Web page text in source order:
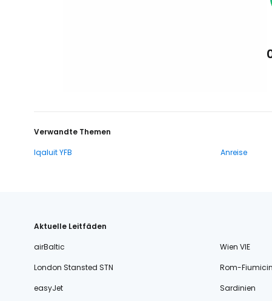
Verwandte Themen
Iqaluit YFB
Anreise
Aktuelle Leitfäden
airBaltic
Wien VIE
London Stansted STN
Rom-
easyJet
Sardinien